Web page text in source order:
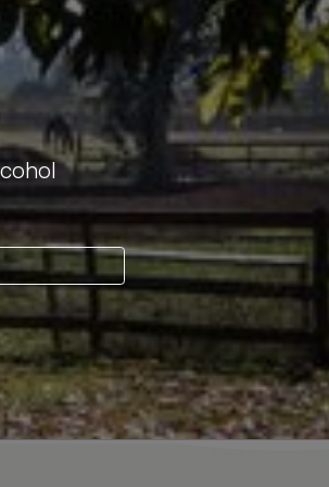
mayo 5, 2022
“Catas de Vinos en Espacios
una experiencia que llegó
en la Ruta del Vino Valles de
Con motivo de su 20°
Vino Curicó, invitó a los amantes
disfrutar de atardeceres de lujo,
grandes vinos de la DO en las
Vinos de Valles de Curicó. Fue
degustaciones en espacios
experiencias que buscan la
perfecta de lugares únicos de […]